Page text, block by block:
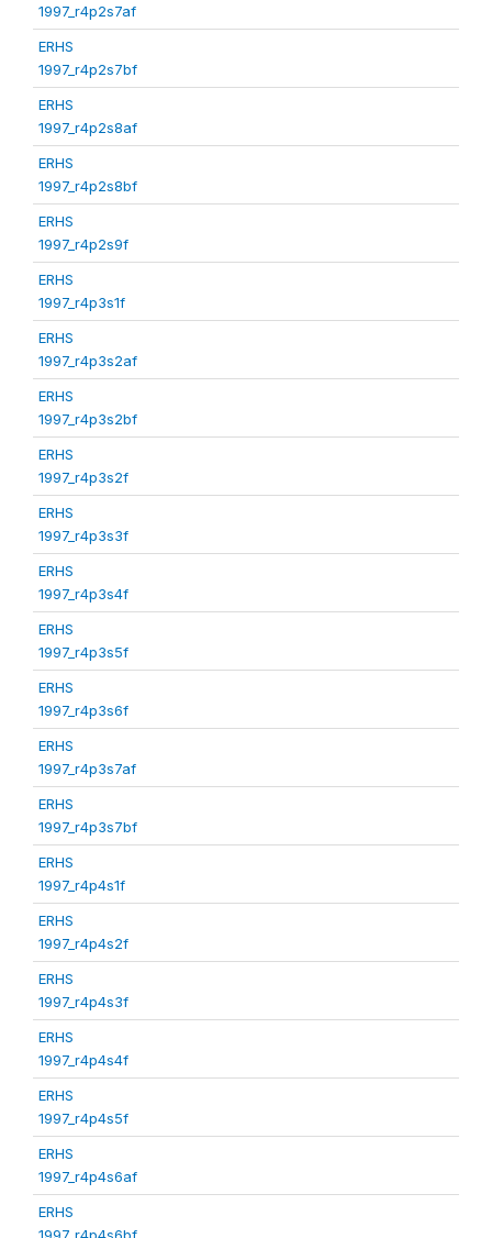
1997_r4p2s7af
ERHS
1997_r4p2s7bf
ERHS
1997_r4p2s8af
ERHS
1997_r4p2s8bf
ERHS
1997_r4p2s9f
ERHS
1997_r4p3s1f
ERHS
1997_r4p3s2af
ERHS
1997_r4p3s2bf
ERHS
1997_r4p3s2f
ERHS
1997_r4p3s3f
ERHS
1997_r4p3s4f
ERHS
1997_r4p3s5f
ERHS
1997_r4p3s6f
ERHS
1997_r4p3s7af
ERHS
1997_r4p3s7bf
ERHS
1997_r4p4s1f
ERHS
1997_r4p4s2f
ERHS
1997_r4p4s3f
ERHS
1997_r4p4s4f
ERHS
1997_r4p4s5f
ERHS
1997_r4p4s6af
ERHS
1997_r4p4s6bf